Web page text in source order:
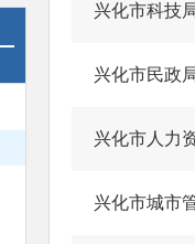
兴化市科技
兴化市民政
兴化市人力
兴化市城市